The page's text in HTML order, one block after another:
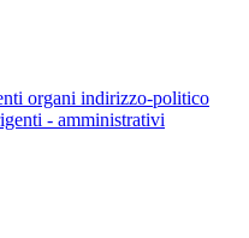
organi indirizzo-politico
- amministrativi